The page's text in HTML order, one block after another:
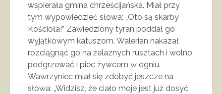
wspierała gmina chrześcijańska. Miał przy
tym wypowiedzieć słowa: „Oto są skarby
Kościoła!” Zawiedziony tyran poddał go
wyjątkowym katuszom. Walerian nakazał
rozciągnąć go na żelaznych rusztach i wolno
podgrzewać i piec żywcem w ogniu.
Wawrzyniec miał się zdobyć jeszcze na
słowa: „Widzisz, że ciało moje jest już dosyć